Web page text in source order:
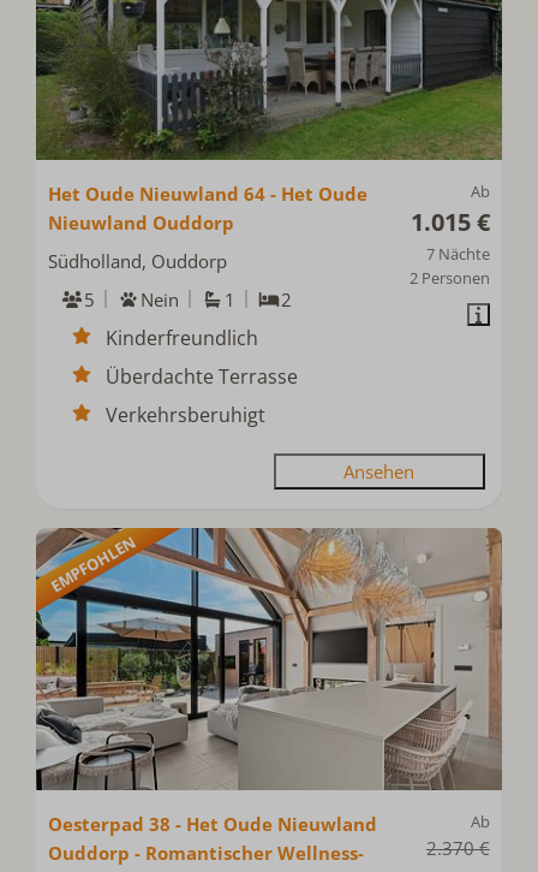
Ab
1.015 €
7 Nächte
2 Personen
Het Oude Nieuwland 64 - Het Oude
Nieuwland Ouddorp
Südholland, Ouddorp
5
Nein 1 2
Kinderfreundlich
Überdachte Terrasse
Verkehrsberuhigt
Ansehen
EMPFOHLEN
Ab
2.370 €
Oesterpad 38 - Het Oude Nieuwland
Ouddorp - Romantischer Wellness-